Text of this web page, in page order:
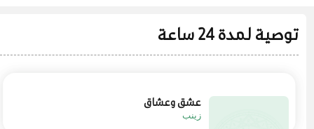
توصية لمدة 24 ساعة
عشق وعشاق
زينب